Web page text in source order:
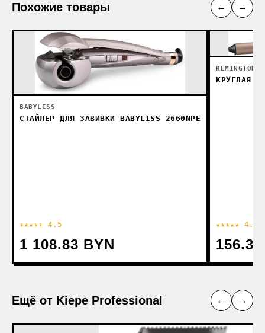
Похожие товары ← →
BABYLISS
СТАЙЛЕР ДЛЯ ЗАВИВКИ BABYLISS 2660NPE
★★★★★ 4.5
1 108.83 BYN
REMINGTON
★★★★★ 4.9
Ещё от Kiepe Professional ← →